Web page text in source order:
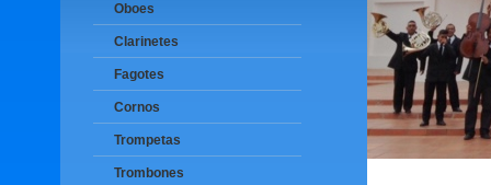
Oboes
Clarinetes
Fagotes
Cornos
Trompetas
Trombones